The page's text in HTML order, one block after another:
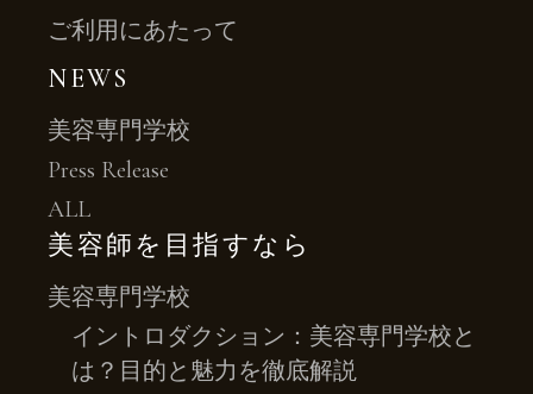
ご利用にあたって
NEWS
美容専門学校
Press Release
ALL
美容師を目指すなら
美容専門学校
イントロダクション：美容専門学校と
は？目的と魅力を徹底解説